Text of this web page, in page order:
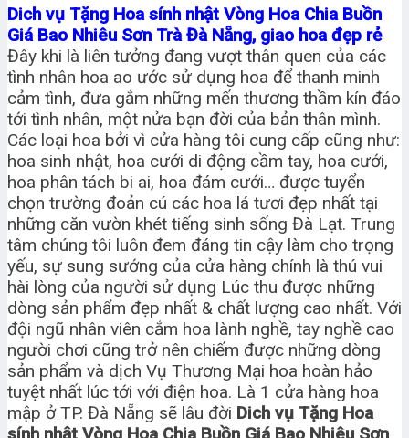
Dich vụ Tặng Hoa sính nhật Vòng Hoa Chia Buồn
Giá Bao Nhiêu Sơn Trà Đà Nẵng, giao hoa đẹp rẻ
Đây khi là liên tưởng đang vượt thân quen của các
tình nhân hoa ao ước sử dụng hoa để thanh minh
cảm tình, đưa gắm những mến thương thầm kín đáo
tới tình nhân, một nửa bạn đời của bản thân mình.
Các loại hoa bởi vì cửa hàng tôi cung cấp cũng như:
hoa sinh nhật, hoa cưới di động cầm tay, hoa cưới,
hoa phân tách bi ai, hoa đám cưới… được tuyển
chọn trường đoản cú các hoa lá tươi đẹp nhất tại
những căn vườn khét tiếng sinh sống Đà Lạt. Trung
tâm chúng tôi luôn đem đáng tin cậy làm cho trọng
yếu, sự sung sướng của cửa hàng chính là thú vui
hài lòng của người sử dụng Lúc thu được những
dòng sản phẩm đẹp nhất & chất lượng cao nhất. Với
đội ngũ nhân viên cắm hoa lành nghề, tay nghề cao
người chơi cũng trở nên chiếm được những dòng
sản phẩm và dịch Vụ Thương Mại hoa hoàn hảo
tuyệt nhất lúc tới với điện hoa. Là 1 cửa hàng hoa
mập ở TP. Đà Nẵng sẽ lâu đời Dich vụ Tặng Hoa